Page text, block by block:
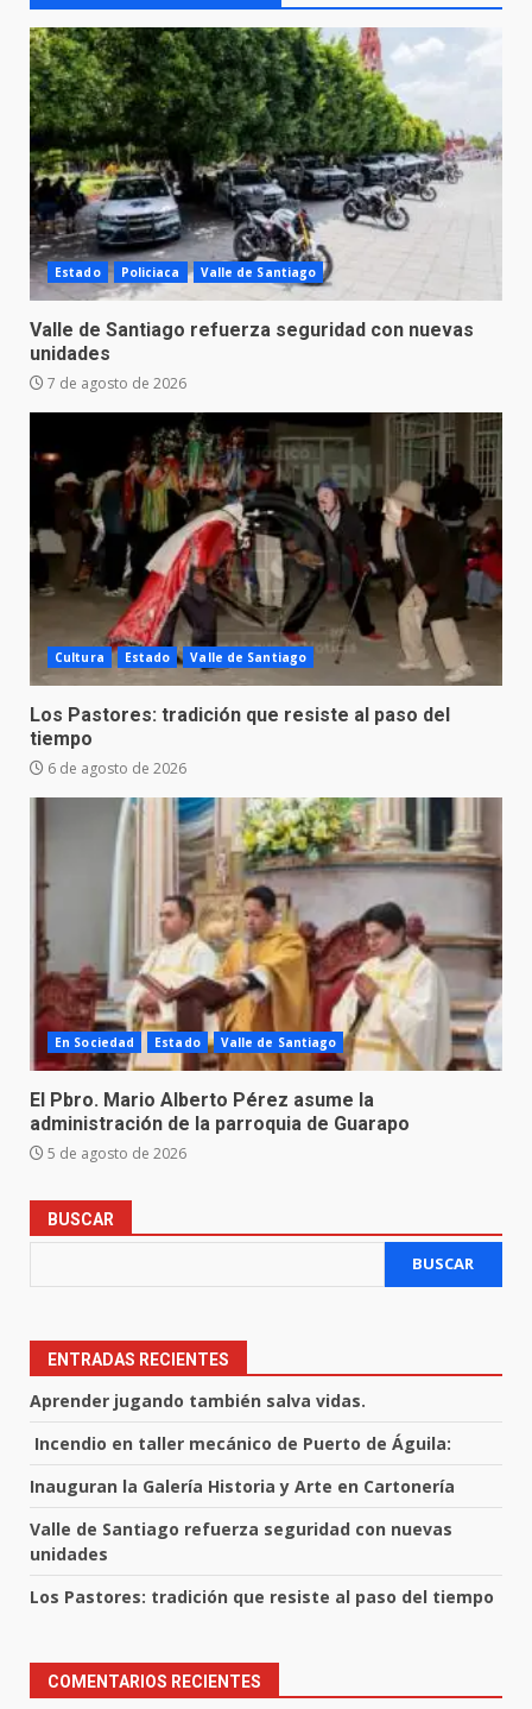
Estado Policiaca Valle de Santiago
Valle de Santiago refuerza seguridad con nuevas
unidades
7 de agosto de 2026
Cultura Estado Valle de Santiago
Los Pastores: tradición que resiste al paso del
tiempo
6 de agosto de 2026
En Sociedad Estado Valle de Santiago
El Pbro. Mario Alberto Pérez asume la
administración de la parroquia de Guarapo
5 de agosto de 2026
BUSCAR
BUSCAR
ENTRADAS RECIENTES
Aprender jugando también salva vidas.
Incendio en taller mecánico de Puerto de Águila:
Inauguran la Galería Historia y Arte en Cartonería
Valle de Santiago refuerza seguridad con nuevas
unidades
Los Pastores: tradición que resiste al paso del tiempo
COMENTARIOS RECIENTES